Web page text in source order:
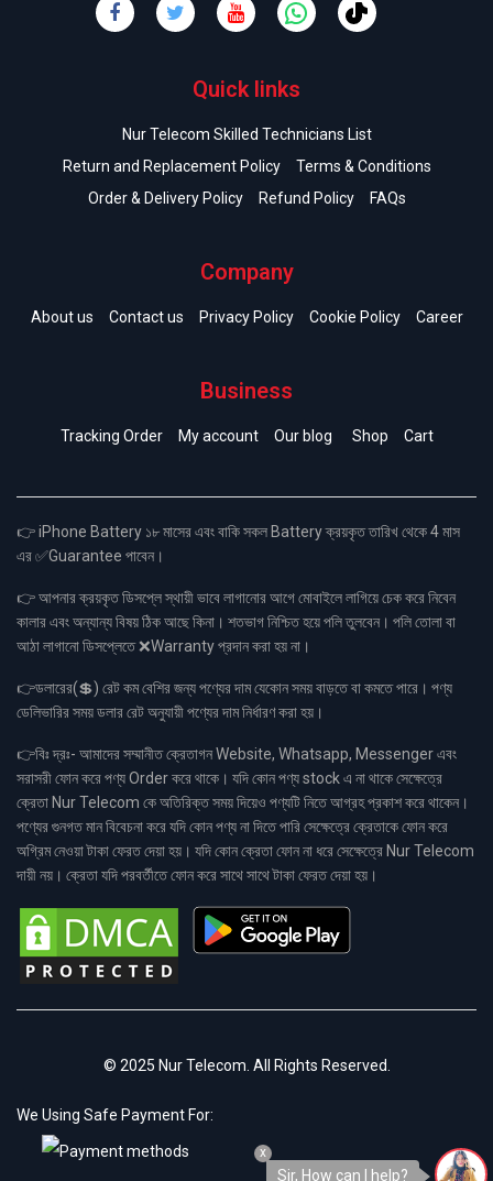
Quick links
Nur Telecom Skilled Technicians List
Return and Replacement Policy
Terms & Conditions
Order & Delivery Policy
Refund Policy FAQs
Company
About us Contact us Privacy Policy Cookie Policy Career
Business
Tracking Order My account Our blog Shop Cart
👉 iPhone Battery ১৮ মাসের এবং বাকি সকল Battery ক্রয়কৃত তারিখ থেকে 4 মাস
এর ✅Guarantee পাবেন।
👉 আপনার ক্রয়কৃত ডিসপ্লে স্থায়ী ভাবে লাগানোর আগে মোবাইলে লাগিয়ে চেক করে নিবেন
কালার এবং অন্যান্য বিষয় ঠিক আছে কিনা। শতভাগ নিশ্চিত হয়ে পলি তুলবেন। পলি তোলা বা
আঠা লাগানো ডিসপ্লেতে ❌Warranty প্রদান করা হয় না।
👉ডলারের(💲) রেট কম বেশির জন্য পণ্যের দাম যেকোন সময় বাড়তে বা কমতে পারে। পণ্য
ডেলিভারির সময় ডলার রেট অনুযায়ী পণ্যের দাম নির্ধারণ করা হয়।
👉বিঃ দ্রঃ- আমাদের সম্মানীত ক্রেতাগন Website, Whatsapp, Messenger এবং
সরাসরী ফোন করে পণ্য Order করে থাকে। যদি কোন পণ্য stock এ না থাকে সেক্ষেত্রে
ক্রেতা Nur Telecom কে অতিরিক্ত সময় দিয়েও পণ্যটি নিতে আগ্রহ প্রকাশ করে থাকেন।
পণ্যের গুনগত মান বিবেচনা করে যদি কোন পণ্য না দিতে পারি সেক্ষেত্রে ক্রেতাকে ফোন করে
অগ্রিম নেওয়া টাকা ফেরত দেয়া হয়। যদি কোন ক্রেতা ফোন না ধরে সেক্ষেত্রে Nur Telecom
দায়ী নয়। ক্রেতা যদি পরবর্তীতে ফোন করে সাথে সাথে টাকা ফেরত দেয়া হয়।
© 2025 Nur Telecom. All Rights Reserved.
We Using Safe Payment For:
Sir, How can I help?
x